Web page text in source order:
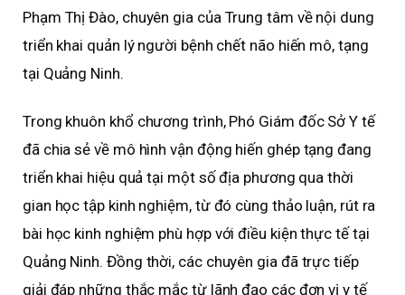
Phạm Thị Đào, chuyên gia của Trung tâm về nội dung
triển khai quản lý người bệnh chết não hiến mô, tạng
tại Quảng Ninh.
Trong khuôn khổ chương trình, Phó Giám đốc Sở Y tế
đã chia sẻ về mô hình vận động hiến ghép tạng đang
triển khai hiệu quả tại một số địa phương qua thời
gian học tập kinh nghiệm, từ đó cùng thảo luận, rút ra
bài học kinh nghiệm phù hợp với điều kiện thực tế tại
Quảng Ninh. Đồng thời, các chuyên gia đã trực tiếp
giải đáp những thắc mắc từ lãnh đạo các đơn vị y tế